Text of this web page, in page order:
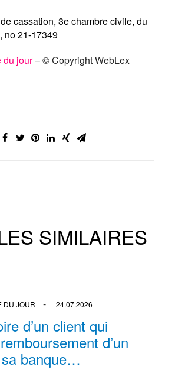
cassation, 3e chambre civile, du
no 21-17349
du jour– © Copyright WebLex
SIMILAIRES
DU JOUR 24.07.2026
d’un client qui
d’un
banque…